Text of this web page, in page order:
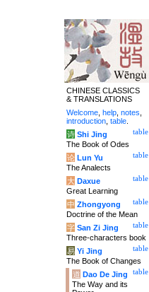
CHINESE CLASSICS
& TRANSLATIONS
Welcome help notes
introduction table
table
诗 Shi Jing
The Book of Odes
table
论 Lun Yu
The Analects
table
大 Daxue
Great Learning
table
中 Zhongyong
Doctrine of the Mean
table
字 San Zi Jing
Three-characters book
table
易 Yi Jing
The Book of Changes
table
道 Dao De Jing
The Way and its